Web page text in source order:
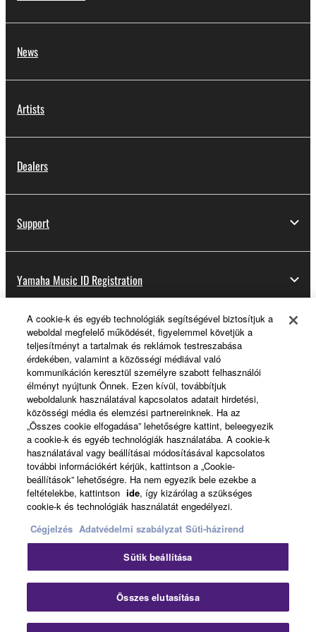
News
Artists
Dealers
Support
Yamaha Music ID Registration
About Yamaha
Magyarország - English
Business
Kapcsolat velünkFelhasználás feltételei
Adatvédelmi szabályzatSütikre vonatkozó szabályzat
Cégjelzés
© Yamaha Corporation.
A cookie-k és egyéb technológiák segítségével biztosítjuk a
weboldal megfelelő működését, figyelemmel követjük a
teljesítményt a tartalmak és reklámok testreszabása
érdekében, valamint a közösségi médiával való
kommunikáción keresztül személyre szabott felhasználói
élményt nyújtunk Önnek. Ezen kívül, továbbítjuk
weboldalunk használatával kapcsolatos adatait hirdetési,
közösségi média és elemzési partnereinknek. Ha az
„Összes cookie elfogadása” lehetőségre kattint, beleegyezik
a cookie-k és egyéb technológiák használatába. A cookie-k
használatával vagy beállításai módosításával kapcsolatos
további információkért kérjük, kattintson a „Cookie-
beállítások” lehetőségre. Ha nem egyezik bele ezekbe a
feltételekbe, kattintson ide, így kizárólag a szükséges
cookie-k és technológiák használatát engedélyezi.
Cégjelzés Adatvédelmi szabályzat Süti-házirend
Sütik beállítása
Összes elutasítása